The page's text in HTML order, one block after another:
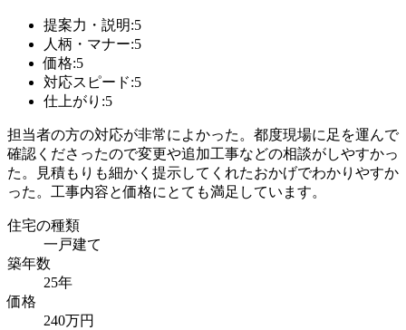
提案力・説明:5
人柄・マナー:5
価格:5
対応スピード:5
仕上がり:5
担当者の方の対応が非常によかった。都度現場に足を運んで
確認くださったので変更や追加工事などの相談がしやすかっ
た。見積もりも細かく提示してくれたおかげでわかりやすか
った。工事内容と価格にとても満足しています。
住宅の種類
一戸建て
築年数
25年
価格
240万円